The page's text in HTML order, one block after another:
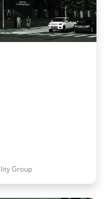
Group